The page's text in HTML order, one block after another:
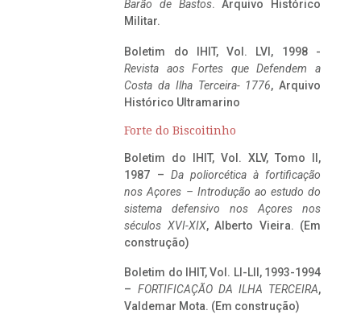
Barão de Bastos. Arquivo Histórico
Militar.
Boletim do IHIT, Vol. LVI, 1998 -
Revista aos Fortes que Defendem a
Costa da Ilha Terceira- 1776, Arquivo
Histórico Ultramarino
Forte do Biscoitinho
Boletim do IHIT, Vol. XLV, Tomo II,
1987 – Da poliorcética à fortificação
nos Açores – Introdução ao estudo do
sistema defensivo nos Açores nos
séculos XVI-XIX, Alberto Vieira. (Em
construção)
Boletim do IHIT, Vol. LI-LII, 1993-1994
– FORTIFICAÇÃO DA ILHA TERCEIRA,
Valdemar Mota. (Em construção)